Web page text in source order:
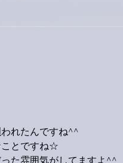
れたんですね^^
ことですね☆